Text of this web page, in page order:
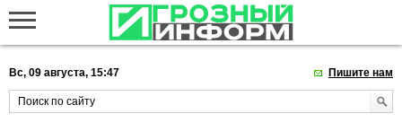
Вс, 09 августа, 15:47 Пишите нам